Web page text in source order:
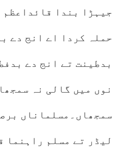
جیہڑا بندا
حملہ کردا اے انج دے
بدطینت تے انج دے
نوں میں گالی نہ
سمجھاں۔مسلماناں
لیڈر تے مسلم راہنما